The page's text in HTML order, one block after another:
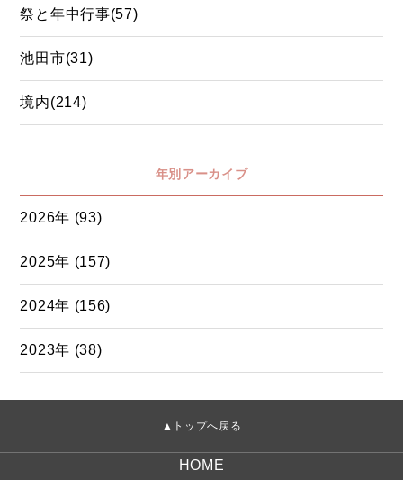
祭と年中行事(57)
池田市(31)
境内(214)
年別アーカイブ
2026年 (93)
2025年 (157)
2024年 (156)
2023年 (38)
▲トップへ戻る
HOME